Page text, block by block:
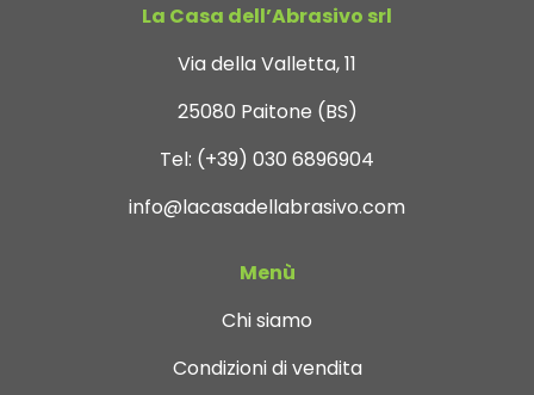
La Casa dell’Abrasivo srl
Via della Valletta, 11
25080 Paitone (BS)
Tel: (+39) 030 6896904
info@lacasadellabrasivo.com
Menù
Chi siamo
Condizioni di vendita